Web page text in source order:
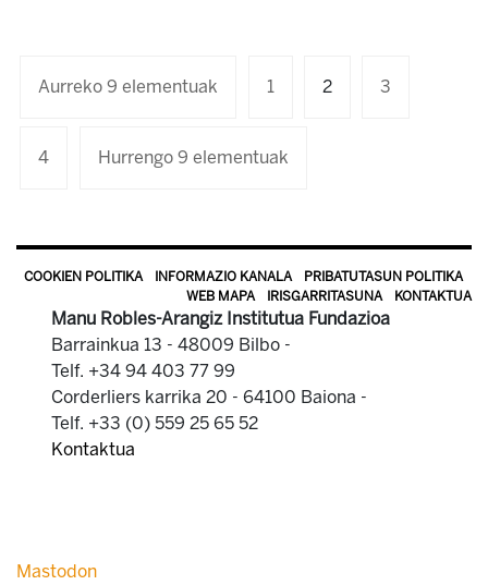
Aurreko 9 elementuak 1 2 3
4 Hurrengo 9 elementuak
COOKIEN POLITIKA INFORMAZIO KANALA
PRIBATUTASUN POLITIKA
WEB MAPA
IRISGARRITASUNA KONTAKTUA
Manu Robles-Arangiz Institutua Fundazioa
Barrainkua 13 - 48009 Bilbo -
Telf. +34 94 403 77 99
Corderliers karrika 20 - 64100 Baiona -
Telf. +33 (0) 559 25 65 52
Kontaktua
Mastodon